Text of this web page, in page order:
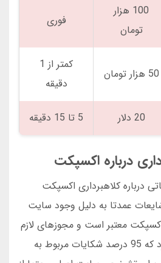
100 هزار
تومان
فوری
50 هزار تومان
کمتر از 1
دقیقه
20 دلار 5 تا 15 دقیقه
درباره اکسپکت
درباره کلاهبرداری اکسپکت
عمدتا به دلیل وجود سایت
معتبر است و مجوزهای لازم
را دارد. تیم ما بررسی کرد که 95 درصد شکایات مربوط به